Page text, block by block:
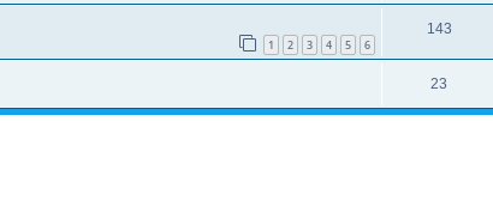
1 2 3 4 5 6
143
23